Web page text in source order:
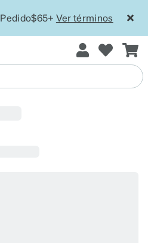
Pedido$65+ Ver términos